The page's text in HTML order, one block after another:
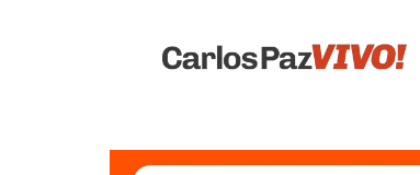
Vivo